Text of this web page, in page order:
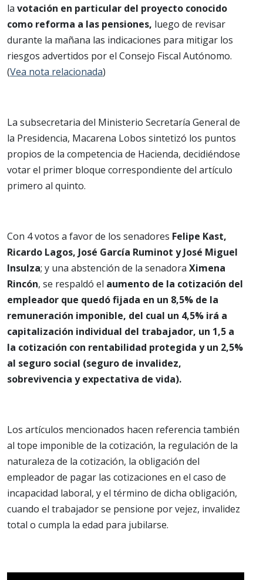
la votación en particular del proyecto conocido
como reforma a las pensiones, luego de revisar
durante la mañana las indicaciones para mitigar los
riesgos advertidos por el Consejo Fiscal Autónomo.
(Vea nota relacionada)
La subsecretaria del Ministerio Secretaría General de
la Presidencia, Macarena Lobos sintetizó los puntos
propios de la competencia de Hacienda, decidiéndose
votar el primer bloque correspondiente del artículo
primero al quinto.
Con 4 votos a favor de los senadores Felipe Kast,
Ricardo Lagos, José García Ruminot y José Miguel
Insulza; y una abstención de la senadora Ximena
Rincón, se respaldó el aumento de la cotización del
empleador que quedó fijada en un 8,5% de la
remuneración imponible, del cual un 4,5% irá a
capitalización individual del trabajador, un 1,5 a
la cotización con rentabilidad protegida y un 2,5%
al seguro social (seguro de invalidez,
sobrevivencia y expectativa de vida).
Los artículos mencionados hacen referencia también
al tope imponible de la cotización, la regulación de la
naturaleza de la cotización, la obligación del
empleador de pagar las cotizaciones en el caso de
incapacidad laboral, y el término de dicha obligación,
cuando el trabajador se pensione por vejez, invalidez
total o cumpla la edad para jubilarse.